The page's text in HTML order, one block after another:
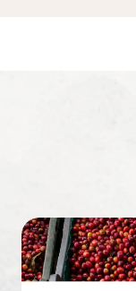
すてきな道
具